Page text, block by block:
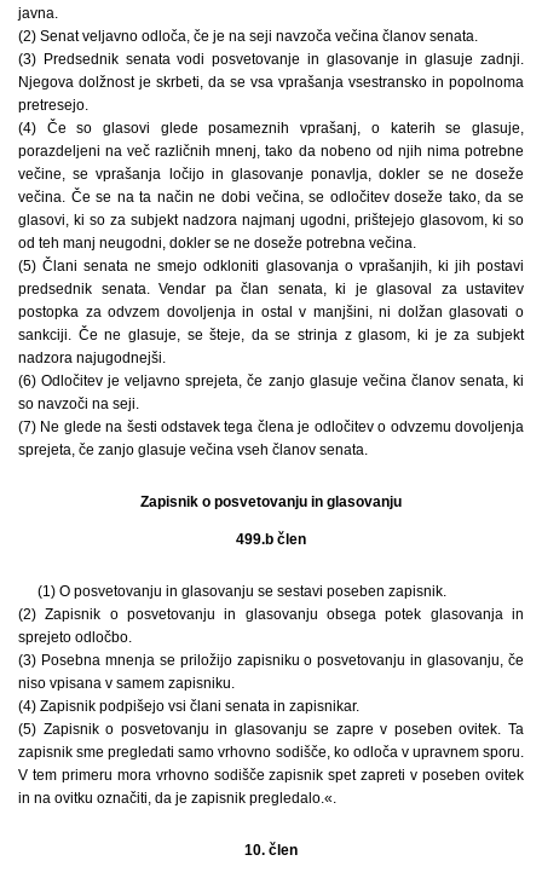
javna.
(2) Senat veljavno odloča, če je na seji navzoča večina članov senata.
(3) Predsednik senata vodi posvetovanje in glasovanje in glasuje zadnji.
Njegova dolžnost je skrbeti, da se vsa vprašanja vsestransko in popolnoma
pretresejo.
(4) Če so glasovi glede posameznih vprašanj, o katerih se glasuje,
porazdeljeni na več različnih mnenj, tako da nobeno od njih nima potrebne
večine, se vprašanja ločijo in glasovanje ponavlja, dokler se ne doseže
večina. Če se na ta način ne dobi večina, se odločitev doseže tako, da se
glasovi, ki so za subjekt nadzora najmanj ugodni, prištejejo glasovom, ki so
od teh manj neugodni, dokler se ne doseže potrebna večina.
(5) Člani senata ne smejo odkloniti glasovanja o vprašanjih, ki jih postavi
predsednik senata. Vendar pa član senata, ki je glasoval za ustavitev
postopka za odvzem dovoljenja in ostal v manjšini, ni dolžan glasovati o
sankciji. Če ne glasuje, se šteje, da se strinja z glasom, ki je za subjekt
nadzora najugodnejši.
(6) Odločitev je veljavno sprejeta, če zanjo glasuje večina članov senata, ki
so navzoči na seji.
(7) Ne glede na šesti odstavek tega člena je odločitev o odvzemu dovoljenja
sprejeta, če zanjo glasuje večina vseh članov senata.
Zapisnik o posvetovanju in glasovanju
499.b člen
(1) O posvetovanju in glasovanju se sestavi poseben zapisnik.
(2) Zapisnik o posvetovanju in glasovanju obsega potek glasovanja in
sprejeto odločbo.
(3) Posebna mnenja se priložijo zapisniku o posvetovanju in glasovanju, če
niso vpisana v samem zapisniku.
(4) Zapisnik podpišejo vsi člani senata in zapisnikar.
(5) Zapisnik o posvetovanju in glasovanju se zapre v poseben ovitek. Ta
zapisnik sme pregledati samo vrhovno sodišče, ko odloča v upravnem sporu.
V tem primeru mora vrhovno sodišče zapisnik spet zapreti v poseben ovitek
in na ovitku označiti, da je zapisnik pregledalo.«.
10. člen